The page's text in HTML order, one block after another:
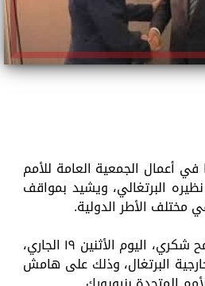
أعمال الجمعية العامة للأمم
البرتغالي، ويشيد بمواقف
مختلف الأطر الدولية.
التقى وزير الخارجية سامح شكري، اليوم الأثنين ١٩ الجاري،
البرتغال، وذلك على هامش